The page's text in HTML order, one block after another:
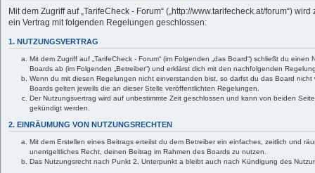
Mit dem Zugriff auf „TarifeCheck - Forum“ („http://www.tarifecheck.at/forum“)
ein Vertrag mit folgenden Regelungen geschlossen:
1. NUTZUNGSVERTRAG
Mit dem Zugriff auf „TarifeCheck - Forum“ (im Folgenden „das Board“) schließt du
Boards ab (im Folgenden „Betreiber“) und erklärst dich mit den nachfolgenden
Wenn du mit diesen Regelungen nicht einverstanden bist, so darfst du das Board
Boards gelten jeweils die an dieser Stelle veröffentlichten Regelungen.
Der Nutzungsvertrag wird auf unbestimmte Zeit geschlossen und kann von beiden
gekündigt werden.
2. EINRÄUMUNG VON NUTZUNGSRECHTEN
Mit dem Erstellen eines Beitrags erteilst du dem Betreiber ein einfaches, zeitlich und
unentgeltliches Recht, deinen Beitrag im Rahmen des Boards zu nutzen.
Das Nutzungsrecht nach Punkt 2, Unterpunkt a bleibt auch nach Kündigung des